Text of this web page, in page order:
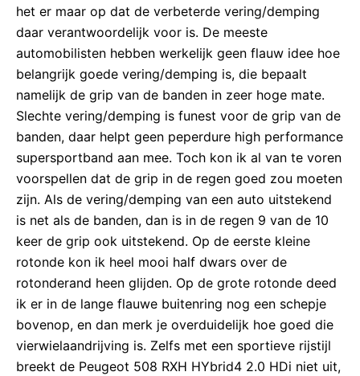
het er maar op dat de verbeterde vering/demping
daar verantwoordelijk voor is. De meeste
automobilisten hebben werkelijk geen flauw idee hoe
belangrijk goede vering/demping is, die bepaalt
namelijk de grip van de banden in zeer hoge mate.
Slechte vering/demping is funest voor de grip van de
banden, daar helpt geen peperdure high performance
supersportband aan mee. Toch kon ik al van te voren
voorspellen dat de grip in de regen goed zou moeten
zijn. Als de vering/demping van een auto uitstekend
is net als de banden, dan is in de regen 9 van de 10
keer de grip ook uitstekend. Op de eerste kleine
rotonde kon ik heel mooi half dwars over de
rotonderand heen glijden. Op de grote rotonde deed
ik er in de lange flauwe buitenring nog een schepje
bovenop, en dan merk je overduidelijk hoe goed die
vierwielaandrijving is. Zelfs met een sportieve rijstijl
breekt de Peugeot 508 RXH HYbrid4 2.0 HDi niet uit,